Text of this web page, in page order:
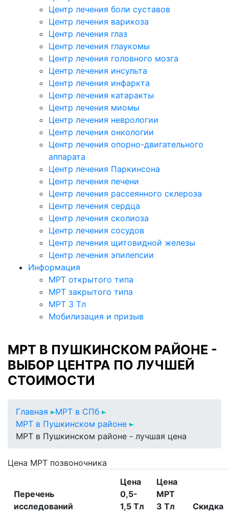
Центр лечения боли суставов
Центр лечения варикоза
Центр лечения глаз
Центр лечения глаукомы
Центр лечения головного мозга
Центр лечения инсульта
Центр лечения инфаркта
Центр лечения катаракты
Центр лечения миомы
Центр лечения неврологии
Центр лечения онкологии
Центр лечения опорно-двигательного
аппарата
Центр лечения Паркинсона
Центр лечения печени
Центр лечения рассеянного склероза
Центр лечения сердца
Центр лечения сколиоза
Центр лечения сосудов
Центр лечения щитовидной железы
Центр лечения эпилепсии
Информация
МРТ открытого типа
МРТ закрытого типа
МРТ 3 Тл
Мобилизация и призыв
МРТ В ПУШКИНСКОМ РАЙОНЕ -
ВЫБОР ЦЕНТРА ПО ЛУЧШЕЙ
СТОИМОСТИ
Главная
МРТ в СПб
МРТ в Пушкинском районе
МРТ в Пушкинском районе - лучшая цена
Цена МРТ позвоночника
Перечень
исследований
Цена
0,5-
1,5 Тл
Цена
МРТ
3 Тл
Скидка